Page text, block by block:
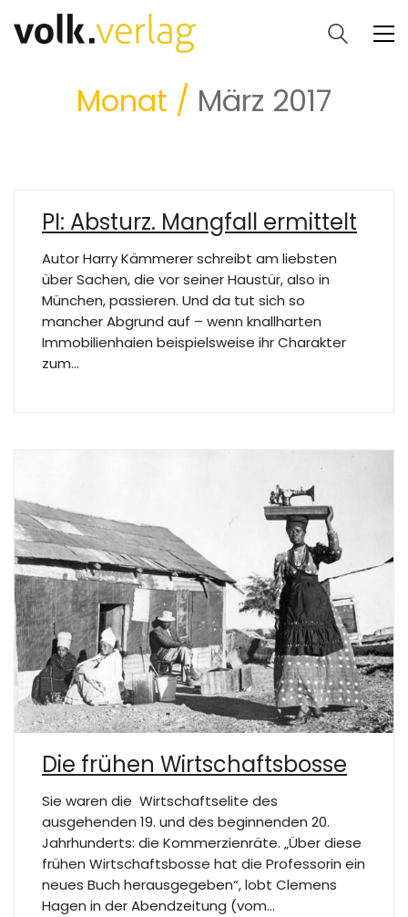
Monat / März 2017
PI: Absturz. Mangfall ermittelt
Autor Harry Kämmerer schreibt am liebsten
über Sachen, die vor seiner Haustür, also in
München, passieren. Und da tut sich so
mancher Abgrund auf – wenn knallharten
Immobilienhaien beispielsweise ihr Charakter
zum…
Die frühen Wirtschaftsbosse
Sie waren die Wirtschaftselite des
ausgehenden 19. und des beginnenden 20.
Jahrhunderts: die Kommerzienräte. „Über diese
frühen Wirtschaftsbosse hat die Professorin ein
neues Buch herausgegeben“, lobt Clemens
Hagen in der Abendzeitung (vom…